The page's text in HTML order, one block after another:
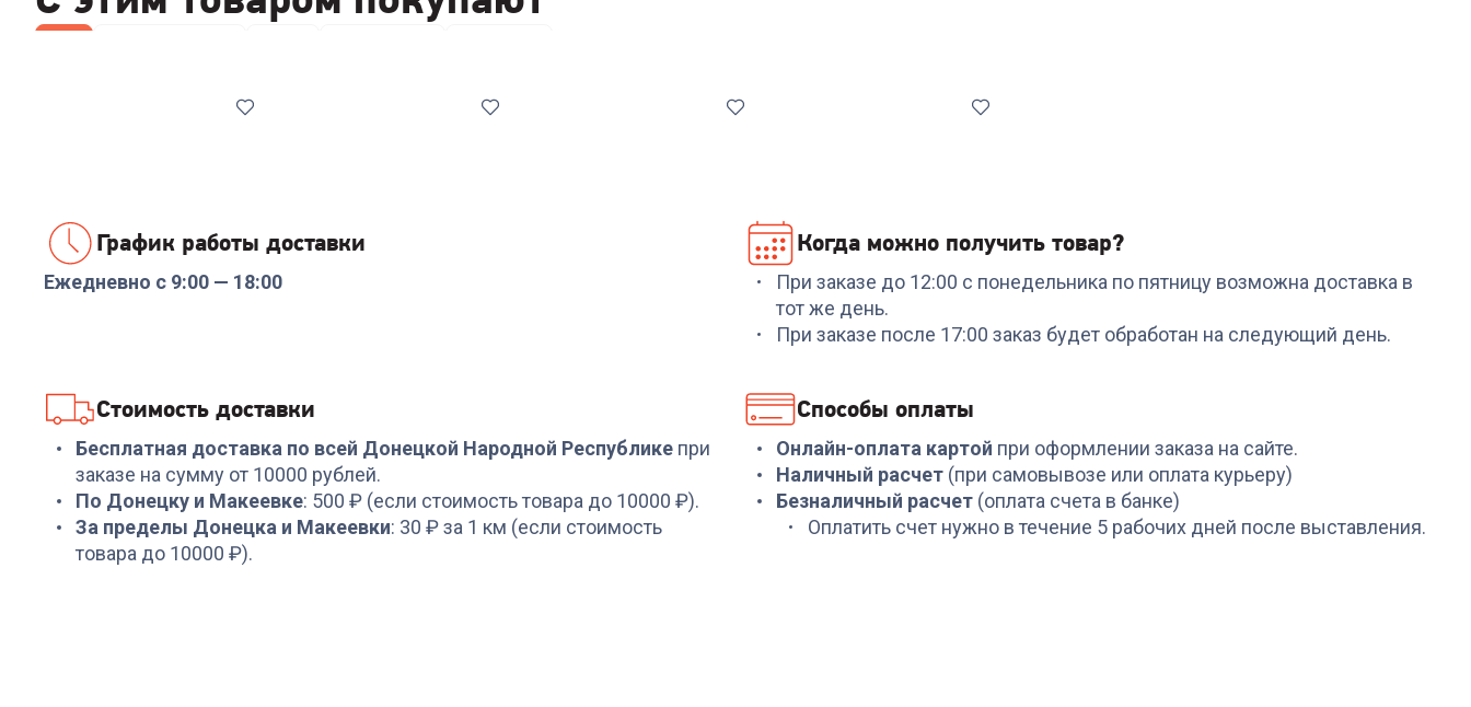
Код:7038561
2 999 10 999 2 499 ₽
Код:7040885
Набор посуды
RONDELL RD-1662 8
15 499
Код:6418252
Набор RONDELL RDA-1012 Kortado
5пр.ковш,кастр,сковор.26см,съем.руч
7 499
Код: 6878973
Кастрюля RONDELL
1219 с/кр 18 см Sorge
График работы доставки
Ежедневно с 9:00 — 18:00
Когда можно получить товар?
При заказе до 12:00 с понедельника по пятницу возможна доставка в
тот же день.
При заказе после 17:00 заказ будет обработан на следующий день.
Стоимость доставки
Бесплатная доставка по всей Донецкой Народной Республике при
заказе на сумму от 10000 рублей.
По Донецку и Макеевке: 500 ₽ (если стоимость товара до 10000 ₽).
За пределы Донецка и Макеевки: 30 ₽ за 1 км (если стоимость
товара до 10000 ₽).
Способы оплаты
Онлайн-оплата картой при оформлении заказа на сайте.
Наличный расчет (при самовывозе или оплата курьеру)
Безналичный расчет (оплата счета в банке)
Оплатить счет нужно в течение 5 рабочих дней после выставления.